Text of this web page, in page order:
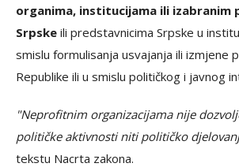
organima, institucijama ili izabranim
Srpske ili predstavnicima Srpske u
smislu formulisanja usvajanja ili izmjene
Republike ili u smislu političkog i javnog
"Neprofitnim organizacijama nije
političke aktivnosti niti političko
tekstu Nacrta zakona.